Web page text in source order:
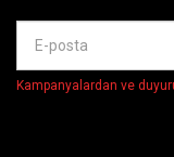
Kampanyalardan ve